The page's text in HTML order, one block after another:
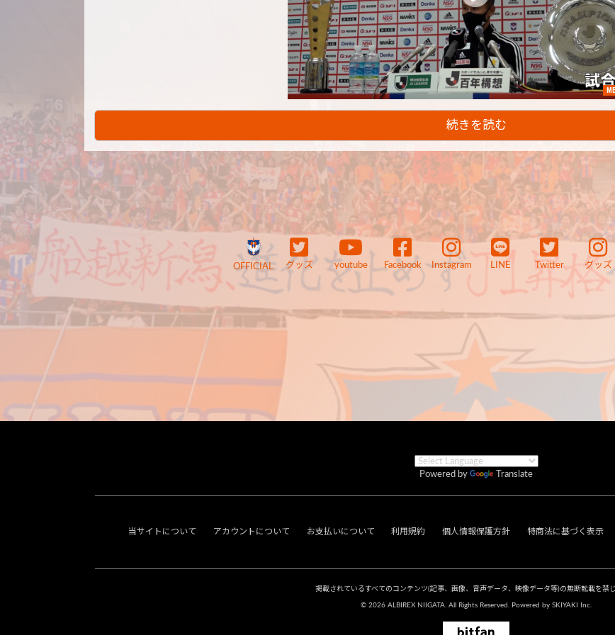
続きを読む
OFFICIAL グッズ youtube Facebook Instagram LINE Twitter グッズ
Powered by Translate
当サイトについて アカウントについて お支払いについて 利用規約 個人情報保護方針 特商法に基づく表示
掲載されているすべてのコンテンツ(記事、画像、音声データ、映像データ等)の無断転載を禁じ
© 2026 ALBIREX NIIGATA. All Rights Reserved. Powered by SKIYAKI Inc.